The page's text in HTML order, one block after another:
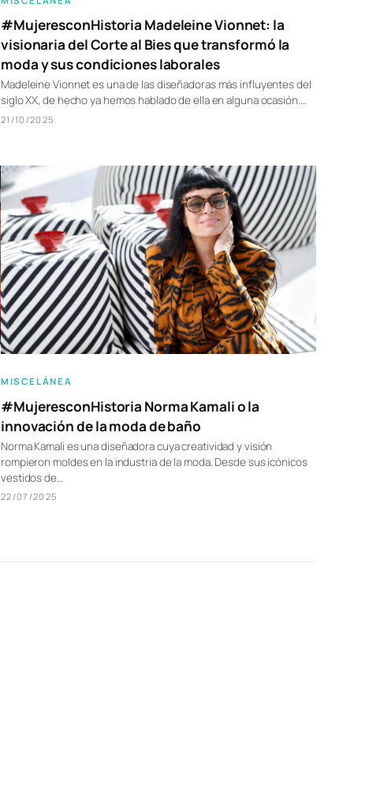
#MujeresconHistoria Madeleine Vionnet: la
visionaria del Corte al Bies que transformó la
moda y sus condiciones laborales
Madeleine Vionnet es una de las diseñadoras más influyentes del
siglo XX, de hecho ya hemos hablado de ella en alguna ocasión.…
21/10/2025
MISCELÁNEA
#MujeresconHistoria Norma Kamali o la
innovación de la moda de baño
Norma Kamali es una diseñadora cuya creatividad y visión
rompieron moldes en la industria de la moda. Desde sus icónicos
vestidos de…
22/07/2025